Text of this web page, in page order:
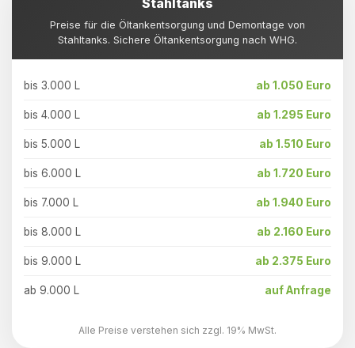
Stahltanks
Preise für die Öltankentsorgung und Demontage von
Stahltanks. Sichere Öltankentsorgung nach WHG.
bis 3.000 L ab 1.050 Euro
bis 4.000 L ab 1.295 Euro
bis 5.000 L ab 1.510 Euro
bis 6.000 L ab 1.720 Euro
bis 7.000 L ab 1.940 Euro
bis 8.000 L ab 2.160 Euro
bis 9.000 L ab 2.375 Euro
ab 9.000 L auf Anfrage
Alle Preise verstehen sich zzgl. 19% MwSt.